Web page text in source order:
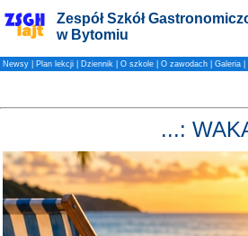
Zespół Szkół
w Bytomiu
Newsy Plan lekcji Dziennik O szkole O zawodach Galeria
...: